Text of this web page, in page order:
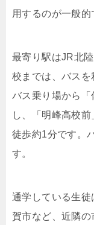
用するのが一般的
最寄り駅はJR北
校までは、バス
バス乗り場から
し、「明峰高校
徒歩約1分です。
す。
通学している生
賀市など、近隣